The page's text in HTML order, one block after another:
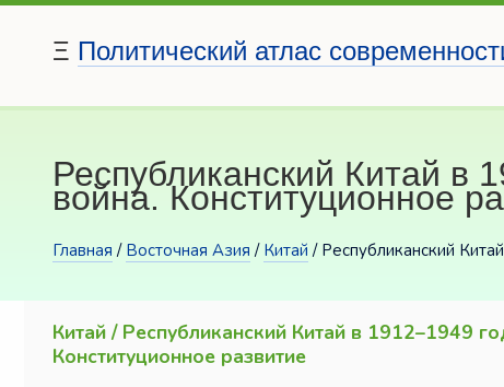
Ξ Политический атлас
Республиканский Китай в
война. Конституционное
Главная / Восточная Азия / Китай / Республиканский
Китай / Республиканский Китай в 1912–1949
Конституционное развитие